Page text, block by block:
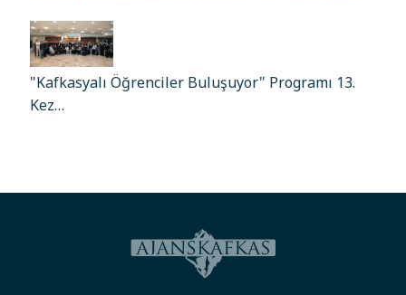
"Kafkasyalı Öğrenciler Buluşuyor" Programı 13.
Kez…